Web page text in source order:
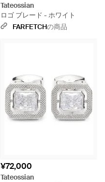
Tateossian
ロゴ ブレード - ホワイト
FARFETCHの商品
¥72,000
Tateossian